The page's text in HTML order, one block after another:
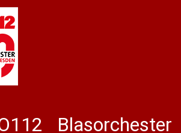
Blasorchester